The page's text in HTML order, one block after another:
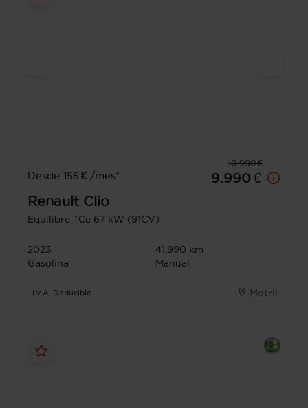
10.990 €
Desde 155 € /mes*
9.990 €
Renault Clio
Equilibre TCe 67 kW (91CV)
2023
41.990 km
Gasolina
Manual
I.V.A. Deducible Motril